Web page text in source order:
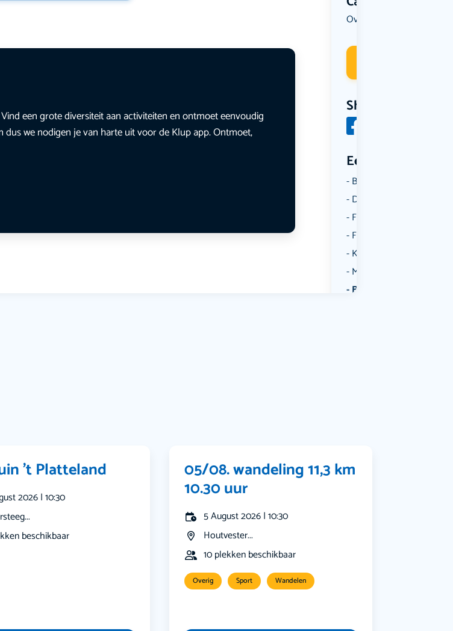
Overig
Share
Een aantal
Borrelen
Dansen
Fietsen
Film
Kunst & Cultuur
Muziek
Bekijk alle categorieën
een grote diversiteit aan activiteiten en ontmoet eenvoudig
dus we nodigen je van harte uit voor de Klup app. Ontmoet,
’t Platteland
2026 | 10:30
beschikbaar
05/08. wandeling 11,3 km
10.30 uur
5 August 2026 | 10:30
Houtvester...
10 plekken beschikbaar
Overig Sport Wandelen